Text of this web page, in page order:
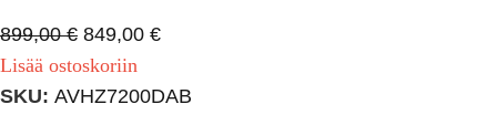
899,00€ 849,00 €
Lisää ostoskoriin
SKU: AVHZ7200DAB